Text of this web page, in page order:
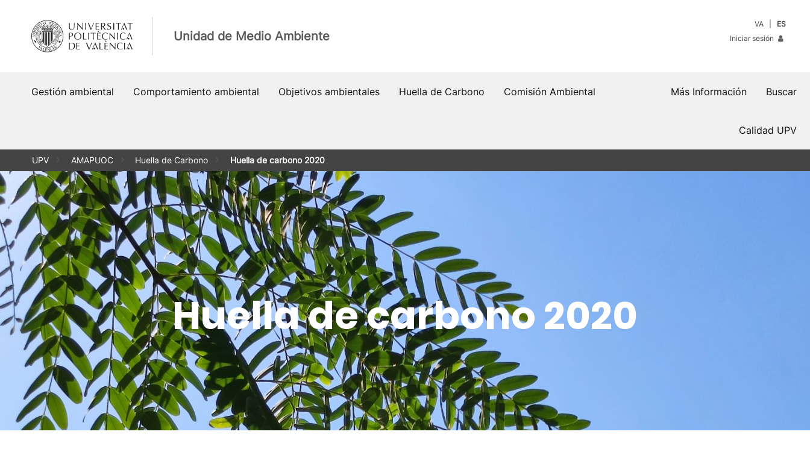
contenido
Unidad de Medio Ambiente
VA
ES
Iniciar sesión
Gestión ambiental Comportamiento ambiental Objetivos ambientales Huella de Carbono Comisión Ambiental Buscar
Más Información
Calidad UPV
UPV AMAPUOC Huella de Carbono Huella de carbono 2020
Huella de carbono2020